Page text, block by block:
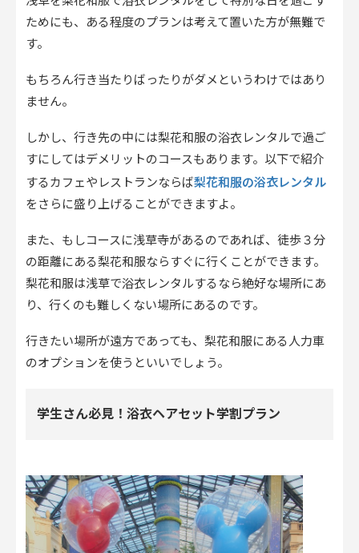
ためにも、ある程度のプランは考えて置いた方が無難で
す。
もちろん行き当たりばったりがダメというわけではあり
ません。
しかし、行き先の中には梨花和服の浴衣レンタルで過ご
すにしてはデメリットのコースもあります。以下で紹介
するカフェやレストランならば梨花和服の浴衣レンタル
をさらに盛り上げることができますよ。
また、もしコースに浅草寺があるのであれば、徒歩３分
の距離にある梨花和服ならすぐに行くことができます。
梨花和服は浅草で浴衣レンタルするなら絶好な場所にあ
り、行くのも難しくない場所にあるのです。
行きたい場所が遠方であっても、梨花和服にある人力車
のオプションを使うといいでしょう。
学生さん必見！浴衣ヘアセット学割プラン